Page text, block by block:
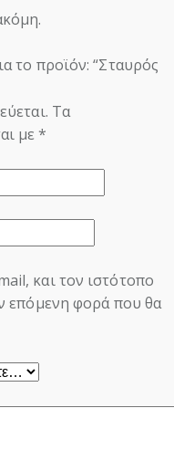
το προϊόν: “Σταυρός
Τα
με*
και τον ιστότοπο
επόμενη φορά που θα